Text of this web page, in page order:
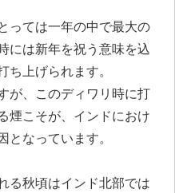
っては一年の中で最大の
には新年を祝う意味を込
上げられます。
が、このディワリ時に打
煙こそが、インドにおけ
なっています。
る秋頃はインド北部では